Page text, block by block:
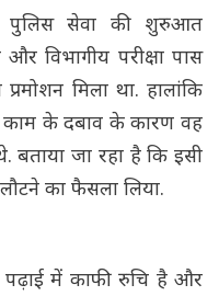
पुलिस सेवा की शुरुआत
विभागीय परीक्षा पास
मिला था. हालांकि
काम के दबाव के कारण वह
जा रहा है कि इसी
का फैसला लिया.
पढ़ाई में काफी रुचि है और